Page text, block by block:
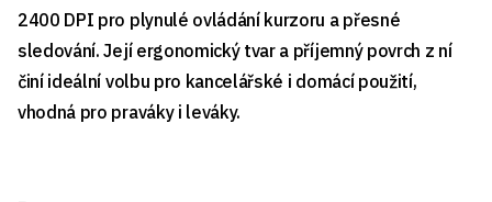
2400 DPI pro plynulé ovládání kurzoru a přesné
sledování. Její ergonomický tvar a příjemný povrch z ní
činí ideální volbu pro kancelářské i domácí použití,
vhodná pro praváky i leváky.